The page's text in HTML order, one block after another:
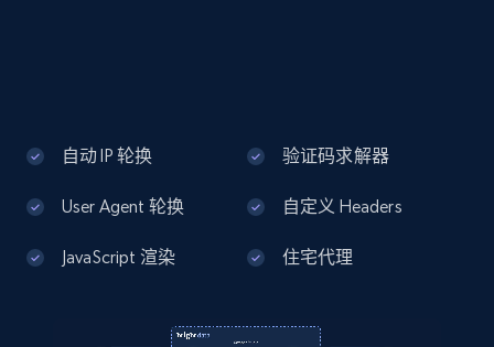
Google Maps full information - Discover
new records by Customer ID
Place id, URL, Country, Name, Category,
自动 IP 轮换 验证码求解器
User Agent 轮换 自定义 Headers
JavaScript 渲染 住宅代理